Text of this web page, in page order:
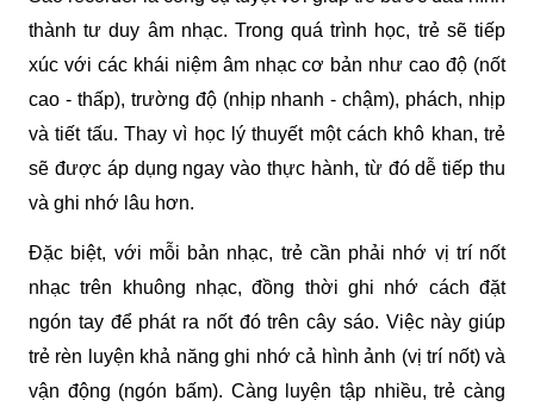
thành tư duy âm nhạc. Trong quá trình học, trẻ sẽ tiếp
xúc với các khái niệm âm nhạc cơ bản như cao độ (nốt
cao - thấp), trường độ (nhịp nhanh - chậm), phách, nhịp
và tiết tấu. Thay vì học lý thuyết một cách khô khan, trẻ
sẽ được áp dụng ngay vào thực hành, từ đó dễ tiếp thu
và ghi nhớ lâu hơn.
Đặc biệt, với mỗi bản nhạc, trẻ cần phải nhớ vị trí nốt
nhạc trên khuông nhạc, đồng thời ghi nhớ cách đặt
ngón tay để phát ra nốt đó trên cây sáo. Việc này giúp
trẻ rèn luyện khả năng ghi nhớ cả hình ảnh (vị trí nốt) và
vận động (ngón bấm). Càng luyện tập nhiều, trẻ càng